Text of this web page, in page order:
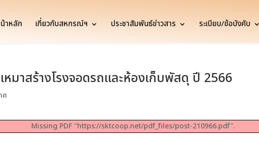
าหลัก เกี่ยวกับสหกรณ์ฯ ประชาสัมพันธ์ข่าวสาร ระเบียบ/ข้อบังคับ
หมาสร้างโรงจอดรถและห้องเก็บพัสดุ ปี 2566
ศ
Missing PDF "https://sktcoop.net/pdf_files/post-210966.pdf".